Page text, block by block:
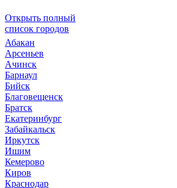
Открыть полный
список городов
Абакан
Арсеньев
Ачинск
Барнаул
Бийск
Благовещенск
Братск
Екатеринбург
Забайкальск
Иркутск
Ишим
Кемерово
Киров
Краснодар